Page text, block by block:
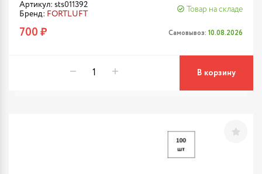
Артикул: sts011392
Бренд: FORTLUFT
Товар на складе
700 ₽ Самовывоз: 10.08.2026
В корзину